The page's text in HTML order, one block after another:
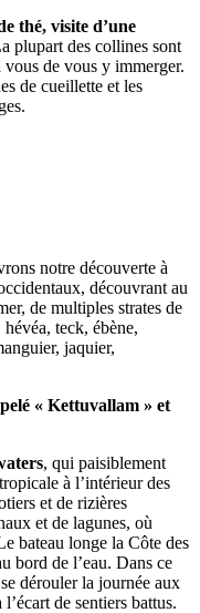
thé, visite d’une
plupart des collines sont
de vous y immerger.
de cueillette et les
notre découverte à
découvrant au
de multiples strates de
teck, ébène,
jaquier,
« Kettuvallam » et
, qui paisiblement
à l’intérieur des
et de rizières
et de lagunes, où
bateau longe la Côte des
bord de l’eau. Dans ce
dérouler la journée aux
de sentiers battus.